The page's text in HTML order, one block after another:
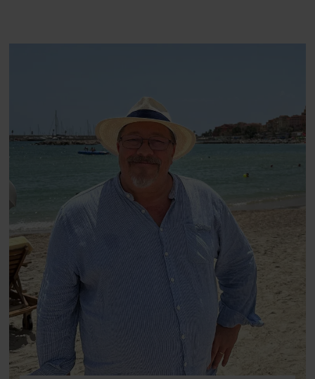
arv, angst, familieliv, frygten for
at miste stemmen og den
livsglæde, han nægter at give slip
på.